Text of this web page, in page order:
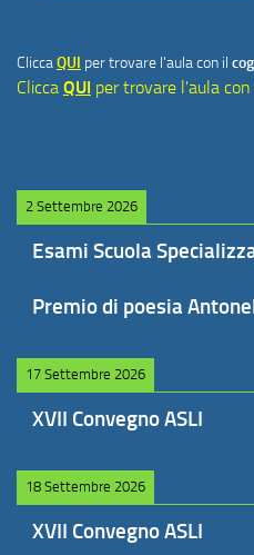
CliccaQUI per trovare l'aula con il
Clicca QUI per trovare l'aula con
2 Settembre 2026
Esami Scuola
Premio di poesia
17 Settembre 2026
XVII Convegno ASLI
18 Settembre 2026
XVII Convegno ASLI